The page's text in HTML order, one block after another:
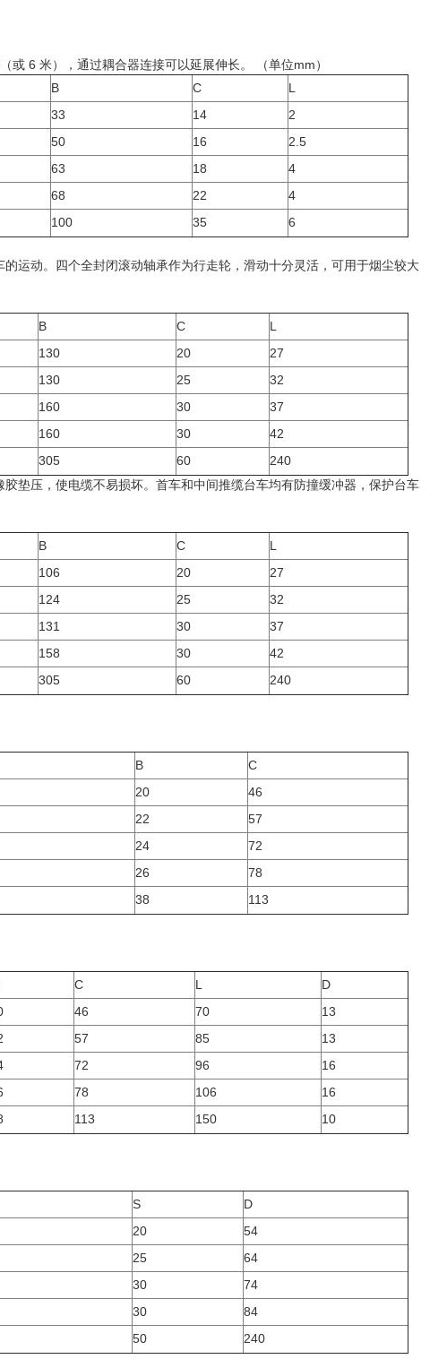
6 米），通过耦合器连接可以延展伸长。 （单位mm）
B C
L
33 14
2
50 16
2.5
63 18
4
68 22
4
100 35
6
运动。四个全封闭滚动轴承作为行走轮，滑动十分灵活，可用于烟尘较大
B C
L
130 20
27
130 25
32
160 30
37
160 30
42
305 60
240
垫压，使电缆不易损坏。首车和中间推缆台车均有防撞缓冲器，保护台车
B C
L
106 20
27
124 25
32
131 30
37
158 30
42
305 60
240
B
C
20
46
22
57
24
72
26
78
38
113
C L
D
46 70
13
57 85
13
72 96
16
78 106
16
113 150
10
S
D
20
54
25
64
30
74
30
84
50
240